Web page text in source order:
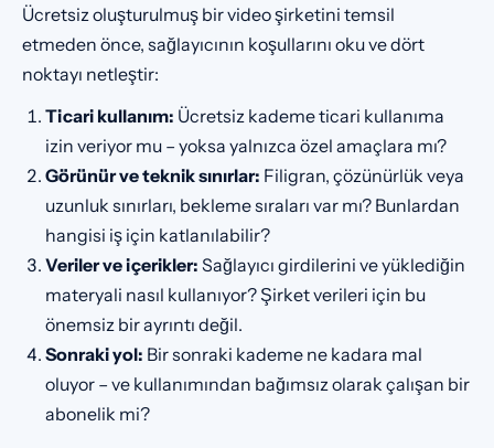
Ücretsiz oluşturulmuş bir video şirketini temsil
etmeden önce, sağlayıcının koşullarını oku ve dört
noktayı netleştir:
Ticari kullanım: Ücretsiz kademe ticari kullanıma
izin veriyor mu – yoksa yalnızca özel amaçlara mı?
Görünür ve teknik sınırlar: Filigran, çözünürlük veya
uzunluk sınırları, bekleme sıraları var mı? Bunlardan
hangisi iş için katlanılabilir?
Veriler ve içerikler: Sağlayıcı girdilerini ve yüklediğin
materyali nasıl kullanıyor? Şirket verileri için bu
önemsiz bir ayrıntı değil.
Sonraki yol: Bir sonraki kademe ne kadara mal
oluyor – ve kullanımından bağımsız olarak çalışan bir
abonelik mi?